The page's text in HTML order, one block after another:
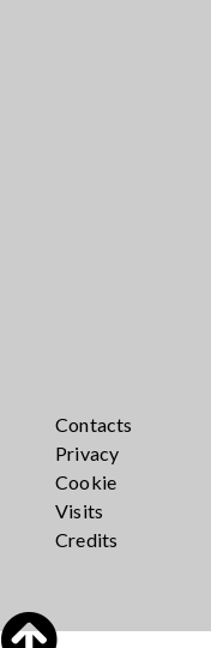
Contacts
Privacy
Cookie
Visits
Credits